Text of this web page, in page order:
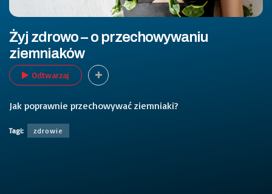
Żyj zdrowo – o przechowywaniu
ziemniaków
Odtwarzaj
Jak poprawnie przechowywać ziemniaki?
Tagi: zdrowie